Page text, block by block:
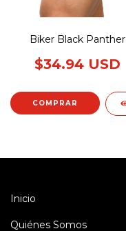
Biker Black Panther
$34.94 USD
COMPRAR
Inicio
Quiénes Somos